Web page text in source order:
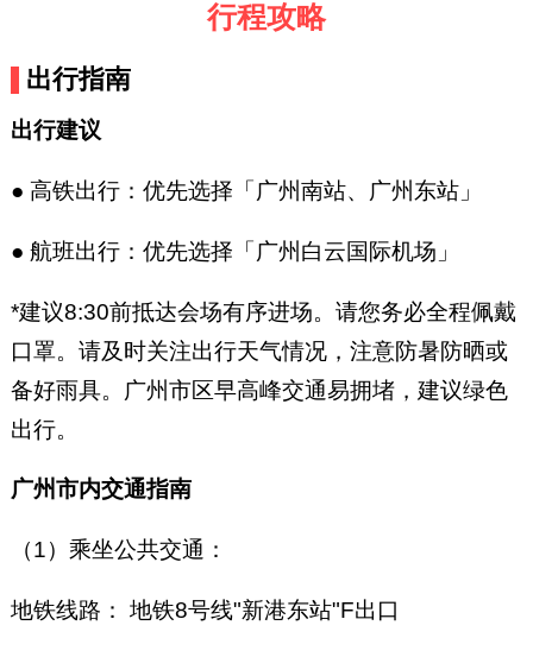
行程攻略
出行指南
出行建议
● 高铁出行：优先选择「广州南站、广州东站」
● 航班出行：优先选择「广州白云国际机场」
*建议8:30前抵达会场有序进场。请您务必全程佩戴
口罩。请及时关注出行天气情况，注意防暑防晒或
备好雨具。广州市区早高峰交通易拥堵，建议绿色
出行。
广州市内交通指南
（1）乘坐公共交通：
地铁线路： 地铁8号线"新港东站"F出口